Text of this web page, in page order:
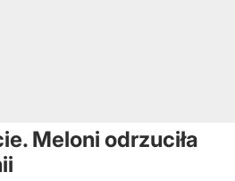
Meloni odrzuciła